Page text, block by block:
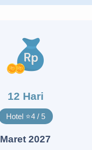
12 Hari
Hotel ⭐4 / 5
Maret 2027